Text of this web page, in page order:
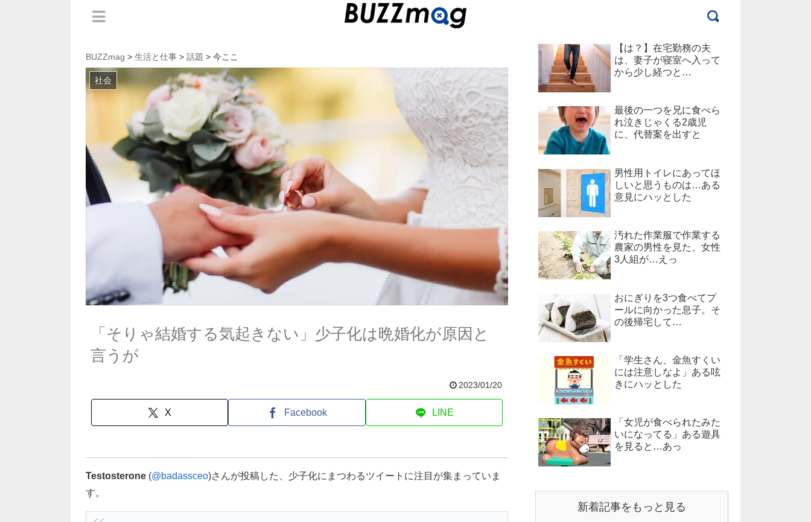
BUZZmag > 生活と仕事 > 話題 > 今ここ
社会
「そりゃ結婚する気起きない」少子化は晩婚化が原因と
言うが
2023/01/20
X Facebook LINE
Testosterone (@badassceo)さんが投稿した、少子化にまつわるツイートに注目が集まっていま
す。
【は？】在宅勤務の夫
は、妻子が寝室へ入って
から少し経つと…
最後の一つを兄に食べら
れ泣きじゃくる2歳児
に、代替案を出すと
男性用トイレにあってほ
しいと思うものは…ある
意見にハッとした
汚れた作業服で作業する
農家の男性を見た、女性
3人組が…えっ
おにぎりを3つ食べてプ
ールに向かった息子。そ
の後帰宅して…
「学生さん、金魚すくい
には注意しなよ」ある呟
きにハッとした
「女児が食べられたみた
いになってる」ある遊具
を見ると…あっ
新着記事をもっと見る